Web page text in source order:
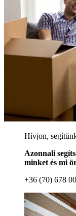
Hívjon,
Azonnali
minket és mi
+36 (70) 678